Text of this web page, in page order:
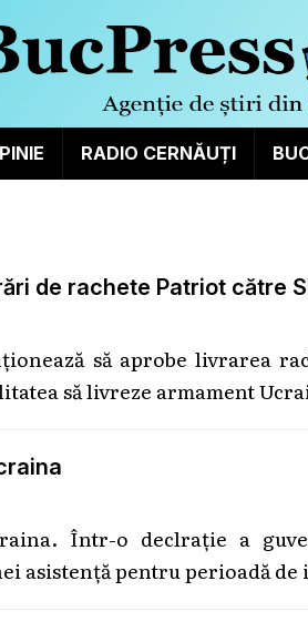
RADIO CERNĂUȚI
de rachete Patriot către
să aprobe livrarea
să livreze armament
Într-o declrație a
asistență pentru perioadă de